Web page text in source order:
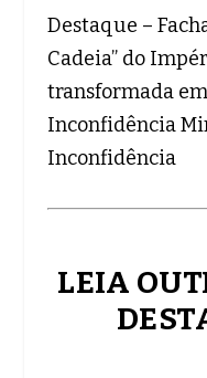
Destaque –
Cadeia” do
transformada
Inconfidência
Inconfidência
LEIA